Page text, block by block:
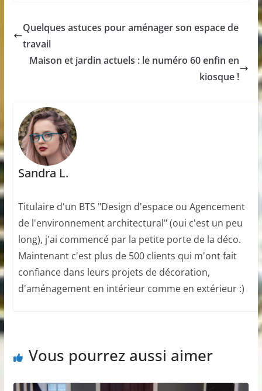
Quelques astuces pour aménager son espace de
travail
Maison et jardin actuels : le numéro 60 enfin en
kiosque !
Sandra L.
Titulaire d'un BTS "Design d'espace ou Agencement
de l'environnement architectural" (oui c'est un peu
long), j'ai commencé par la petite porte de la déco.
Maintenant c'est plus de 500 clients qui m'ont fait
confiance dans leurs projets de décoration,
d'aménagement en intérieur comme en extérieur :)
Vous pourrez aussi aimer